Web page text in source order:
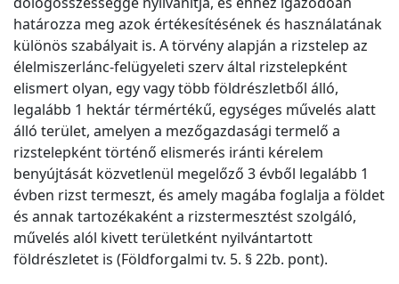
határozza meg azok értékesítésének és használatának
különös szabályait is. A törvény alapján a rizstelep az
élelmiszerlánc-felügyeleti szerv által rizstelepként
elismert olyan, egy vagy több földrészletből álló,
legalább 1 hektár térmértékű, egységes művelés alatt
álló terület, amelyen a mezőgazdasági termelő a
rizstelepként történő elismerés iránti kérelem
benyújtását közvetlenül megelőző 3 évből legalább 1
évben rizst termeszt, és amely magába foglalja a földet
és annak tartozékaként a rizstermesztést szolgáló,
művelés alól kivett területként nyilvántartott
földrészletet is (Földforgalmi tv. 5. § 22b. pont).